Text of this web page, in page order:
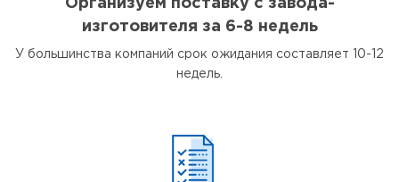
Организуем поставку с завода-
изготовителя за 6-8 недель
У большинства компаний срок ожидания составляет 10-12
недель.